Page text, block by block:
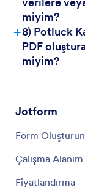
miyim?
+8) Potluck
PDF
miyim?
Jotform
Form Oluşturun
Çalışma Alanım
Fiyatlandırma